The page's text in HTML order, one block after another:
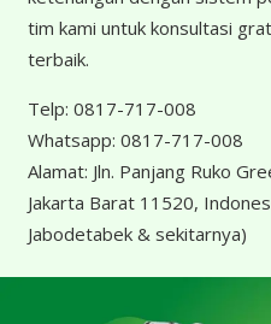
tim kami untuk konsultasi
terbaik.
Telp: 0817-717-008
Whatsapp: 0817-717-008
Alamat: Jln. Panjang Ruko
Jakarta Barat 11520,
Jabodetabek & sekitarnya)